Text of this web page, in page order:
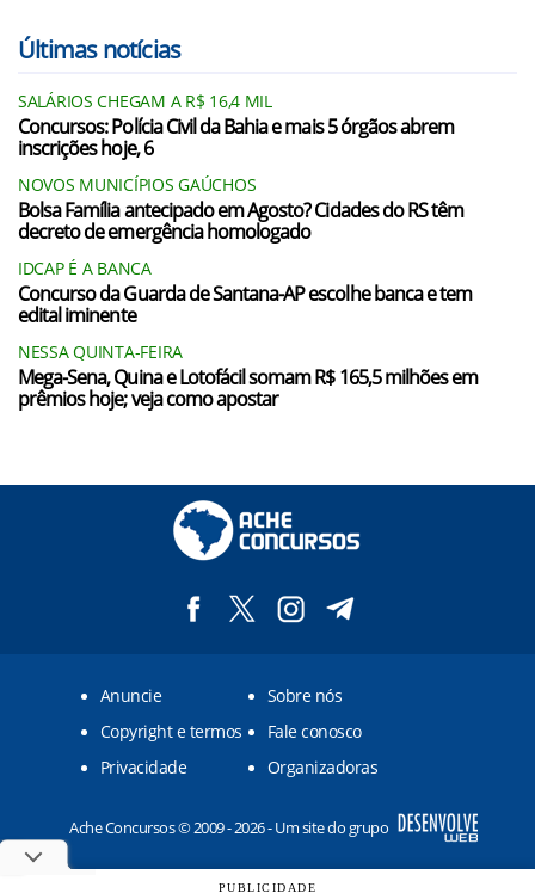
Últimas notícias
SALÁRIOS CHEGAM A R$ 16,4 MIL
Concursos: Polícia Civil da Bahia e mais 5 órgãos abrem
inscrições hoje, 6
NOVOS MUNICÍPIOS GAÚCHOS
Bolsa Família antecipado em Agosto? Cidades do RS têm
decreto de emergência homologado
IDCAP É A BANCA
Concurso da Guarda de Santana-AP escolhe banca e tem
edital iminente
NESSA QUINTA-FEIRA
Mega-Sena, Quina e Lotofácil somam R$ 165,5 milhões em
prêmios hoje; veja como apostar
Anuncie
Sobre nós
Copyright e termos
Fale conosco
Privacidade
Organizadoras
Ache Concursos © 2009 - 2026 - Um site do grupo
PUBLICIDADE